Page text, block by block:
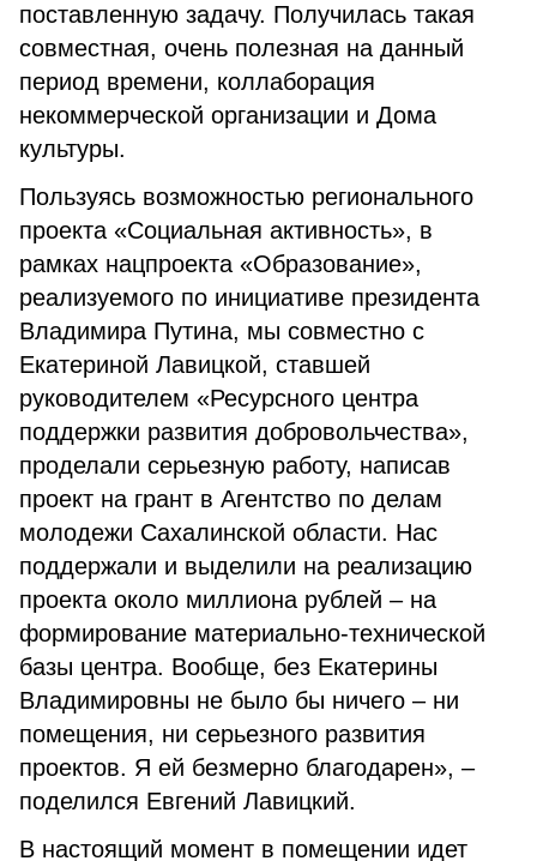
поставленную задачу. Получилась такая
совместная, очень полезная на данный
период времени, коллаборация
некоммерческой организации и Дома
культуры.
Пользуясь возможностью регионального
проекта «Социальная активность», в
рамках нацпроекта «Образование»,
реализуемого по инициативе президента
Владимира Путина, мы совместно с
Екатериной Лавицкой, ставшей
руководителем «Ресурсного центра
поддержки развития добровольчества»,
проделали серьезную работу, написав
проект на грант в Агентство по делам
молодежи Сахалинской области. Нас
поддержали и выделили на реализацию
проекта около миллиона рублей – на
формирование материально-технической
базы центра. Вообще, без Екатерины
Владимировны не было бы ничего – ни
помещения, ни серьезного развития
проектов. Я ей безмерно благодарен», –
поделился Евгений Лавицкий.
В настоящий момент в помещении идет